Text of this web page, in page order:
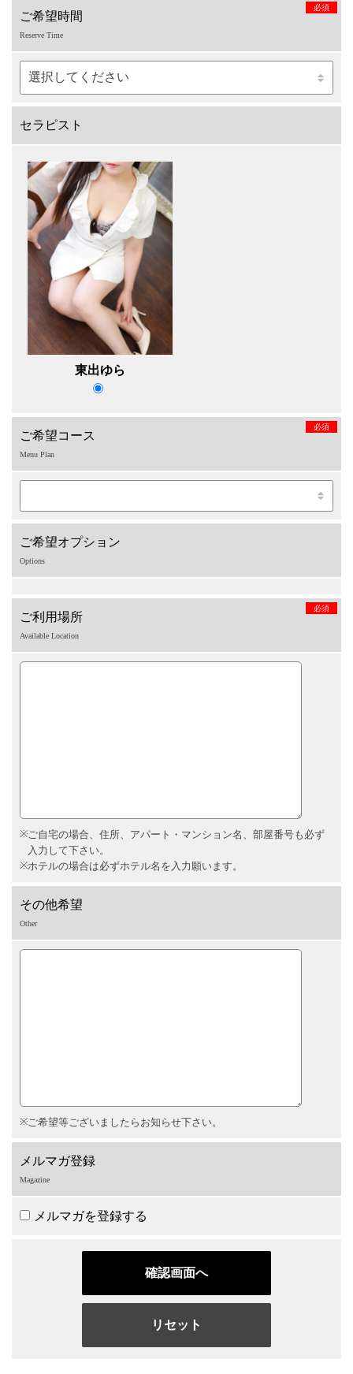
ご希望時間
必須
Reserve Time
セラピスト
東出ゆら
ご希望コース
必須
Menu Plan
ご希望オプション
Options
ご利用場所
必須
Available Location
ご自宅の場合、住所、アパート・マンション名、部屋番号も必ず
入力して下さい。
ホテルの場合は必ずホテル名を入力願います。
その他希望
Other
ご希望等ございましたらお知らせ下さい。
メルマガ登録
Magazine
メルマガを登録する